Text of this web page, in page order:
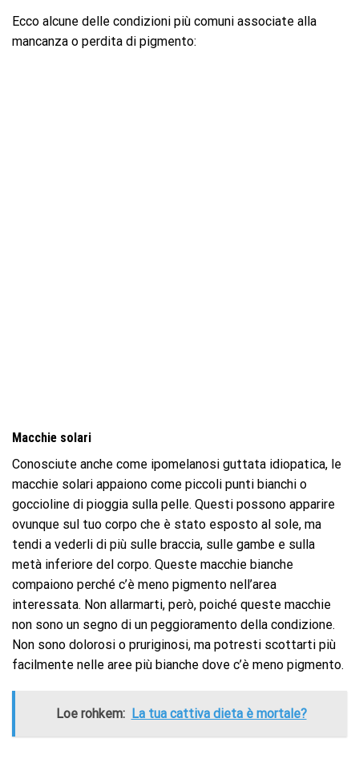
Ecco alcune delle condizioni più comuni associate alla
mancanza o perdita di pigmento:
Macchie solari
Conosciute anche come ipomelanosi guttata idiopatica, le
macchie solari appaiono come piccoli punti bianchi o
goccioline di pioggia sulla pelle. Questi possono apparire
ovunque sul tuo corpo che è stato esposto al sole, ma
tendi a vederli di più sulle braccia, sulle gambe e sulla
metà inferiore del corpo. Queste macchie bianche
compaiono perché c’è meno pigmento nell’area
interessata. Non allarmarti, però, poiché queste macchie
non sono un segno di un peggioramento della condizione.
Non sono dolorosi o pruriginosi, ma potresti scottarti più
facilmente nelle aree più bianche dove c’è meno pigmento.
Loe rohkem: La tua cattiva dieta è mortale?